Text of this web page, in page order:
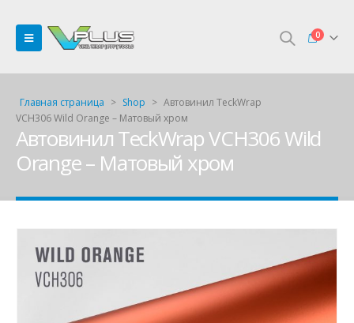
0
Главная страница > Shop > Автовинил TeckWrap
VCH306 Wild Orange – Матовый хром
Автовинил TeckWrap VCH306 Wild
Orange – Матовый хром